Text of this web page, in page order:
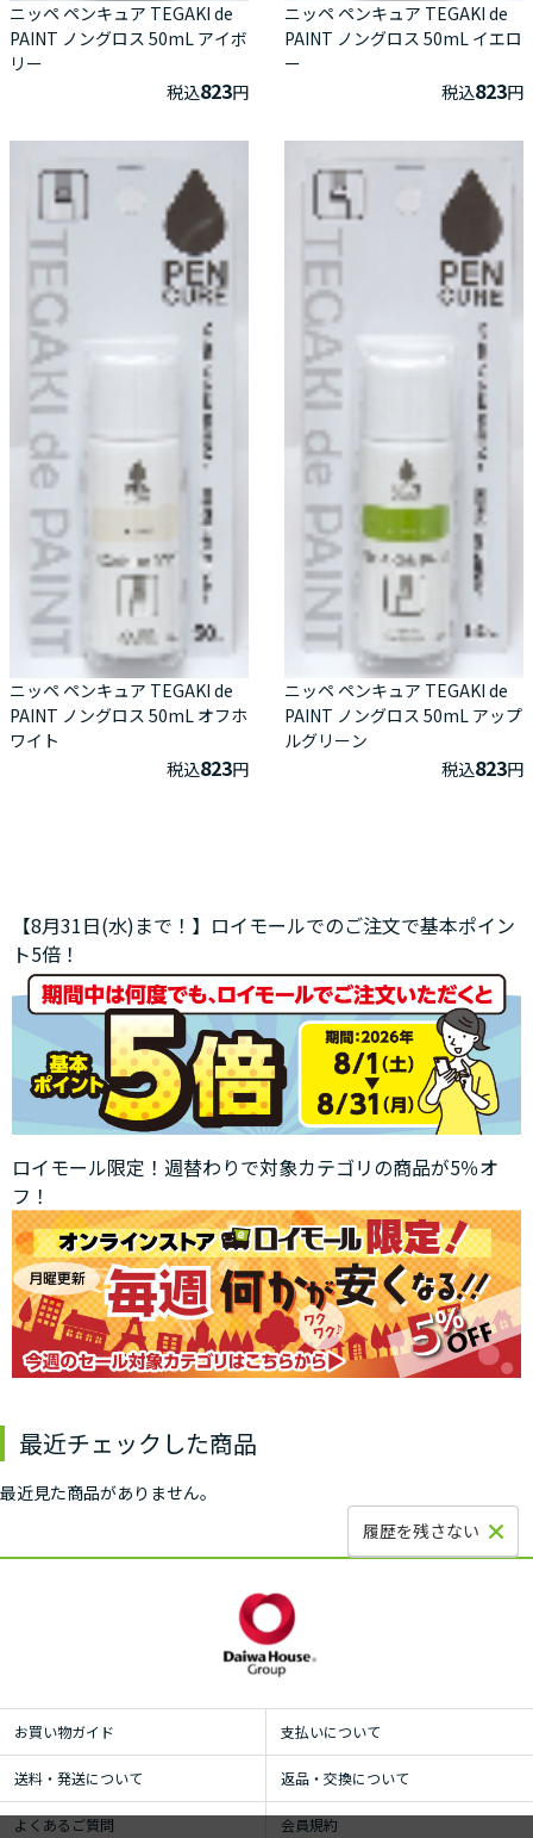
ニッペ ペンキュア TEGAKI de
PAINT ノングロス 50mL アイボ
リー
税込823円
ニッペ ペンキュア TEGAKI de
PAINT ノングロス 50mL イエロ
ー
税込823円
ニッペ ペンキュア TEGAKI de
PAINT ノングロス 50mL オフホ
ワイト
税込823円
ニッペ ペンキュア TEGAKI de
PAINT ノングロス 50mL アップ
ルグリーン
税込823円
【8月31日(水)まで！】ロイモールでのご注文で基本ポイン
ト5倍！
ロイモール限定！週替わりで対象カテゴリの商品が5％オ
フ！
最近チェックした商品
最近見た商品がありません。
履歴を残さない
お買い物ガイド 支払いについて
送料・発送について 返品・交換について
よくあるご質問 会員規約